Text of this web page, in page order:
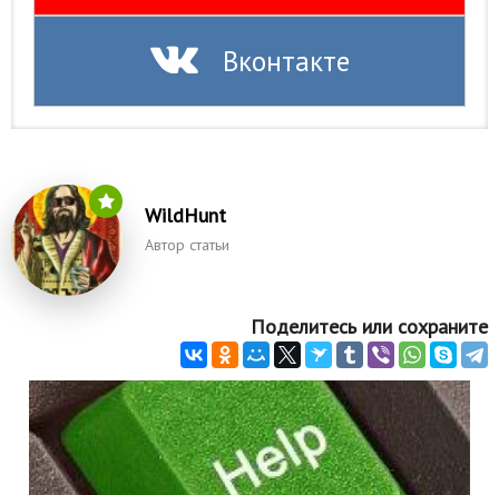
Вконтакте
WildHunt
Автор статьи
Поделитесь или сохраните